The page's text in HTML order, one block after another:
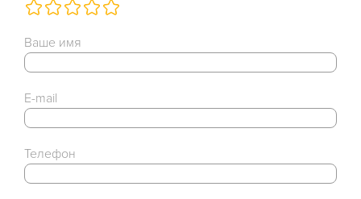
Ваше имя
E-mail
Телефон